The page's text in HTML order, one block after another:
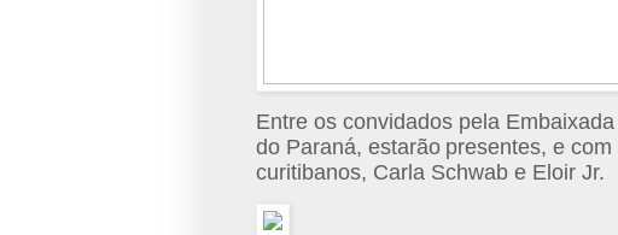
Entre os convidados pela
do Paraná, estarão presentes, e
curitibanos, Carla Schwab e Eloir Jr.